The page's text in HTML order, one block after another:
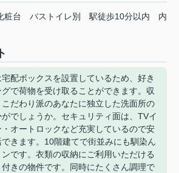
粧台 バストイレ別 駅徒歩10分以内
内
配ボックスを設置しているため、好き
で荷物を受け取ることができます。収
だわり派のあなたに独立した洗面所の
でしょうか。セキュリティ面は、TVイ
・オートロックなど充実しているので安
きます。10階建てで街並みにも馴染ん
です。衣類の収納にご利用いただける
きの物件です。同時にたくさん調理で